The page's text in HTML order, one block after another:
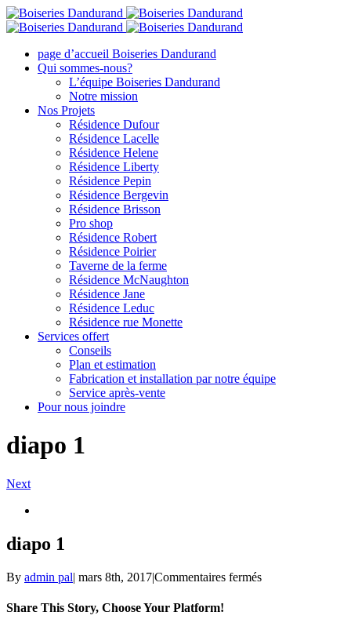
Toggle
SlidingBar
page d’accueil Boiseries Dandurand
Qui sommes-nous?
L’équipe Boiseries Dandurand
Notre mission
Nos Projets
Résidence Dufour
Résidence Lacelle
Résidence Helene
Résidence Liberty
Résidence Pepin
Résidence Bergevin
Résidence Brisson
Pro shop
Résidence Robert
Résidence Poirier
Taverne de la ferme
Résidence McNaughton
Résidence Jane
Résidence Leduc
Résidence rue Monette
Services offert
Conseils
Plan et estimation
Fabrication et installation par notre équipe
Service après-vente
Pour nous joindre
diapo 1
Next
Image
diapo 1
By admin pal| mars 8th, 2017|Commentaires ferméssur
Share This Story, Choose Your Platform!